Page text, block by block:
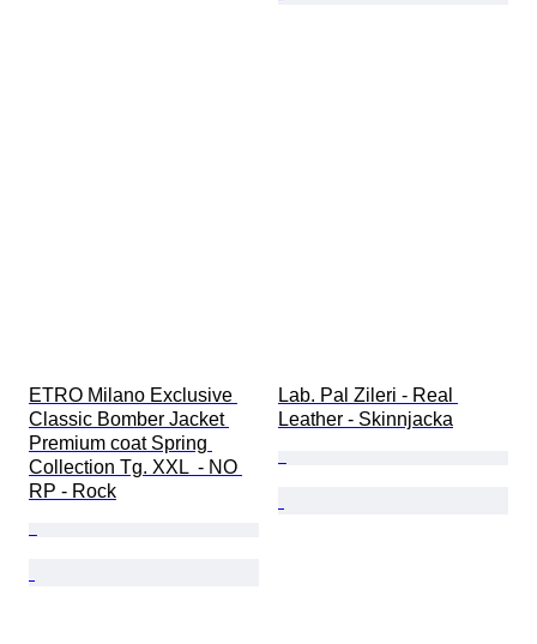
ETRO Milano Exclusive
Classic Bomber Jacket
Premium coat Spring
Collection Tg. XXL  - NO
RP - Rock
Lab. Pal Zileri - Real
Leather - Skinnjacka